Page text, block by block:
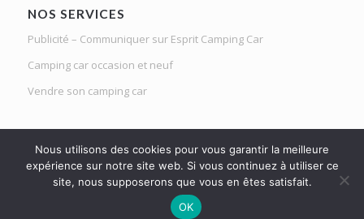
NOS SERVICES
Publicité – Communiquer sur Esprit Camping Car
Camping car occasion et neuf
Vendre son camping car
Le Mag d'Esprit Camping Car | Netlight solutions © 2020 | Tous droits
Nous utilisons des cookies pour vous garantir la meilleure
expérience sur notre site web. Si vous continuez à utiliser ce
site, nous supposerons que vous en êtes satisfait.
OK